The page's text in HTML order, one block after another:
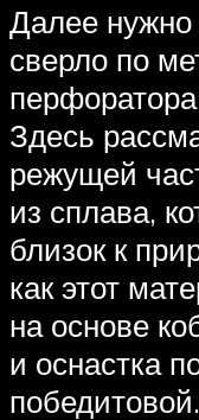
Далее нужно
сверло по
Здесь
режущей
из сплава,
близок к
как этот
на основе
и оснастка